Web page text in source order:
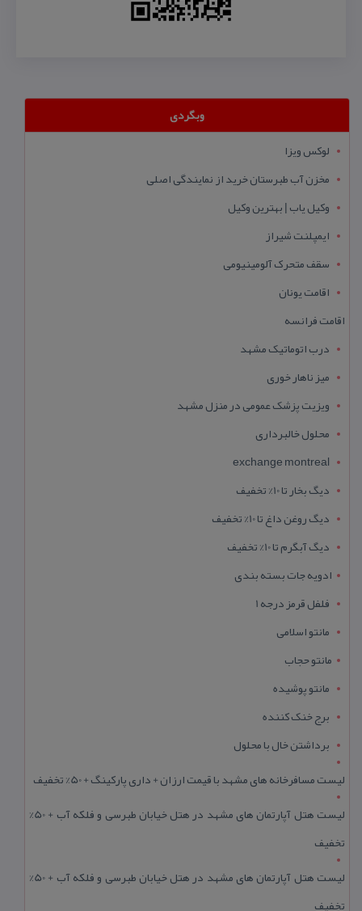
وبگردی
لوکس ویزا
مخزن آب طبرستان خرید از نمایندگی اصلی
وکیل یاب | بهترین وکیل
ایمپلنت شیراز
سقف متحرک آلومینیومی
اقامت یونان
اقامت فرانسه
درب اتوماتیک مشهد
میز ناهار خوری
ویزیت پزشک عمومی در منزل مشهد
محلول خالبرداری
exchange montreal
دیگ بخار تا 10% تخفیف
دیگ روغن داغ تا 10% تخفیف
دیگ آبگرم تا 10% تخفیف
ادویه جات بسته بندی
فلفل قرمز درجه 1
مانتو اسلامی
مانتو حجاب
مانتو پوشیده
برج خنک کننده
برداشتن خال با محلول
لیست مسافرخانه های مشهد با قیمت ارزان + داری پارکینگ + 50% تخفیف
لیست هتل آپارتمان های مشهد در هتل خیابان طبرسی و فلکه آب + 50%
تخفیف
لیست هتل آپارتمان های مشهد در هتل خیابان طبرسی و فلکه آب + 50%
تخفیف